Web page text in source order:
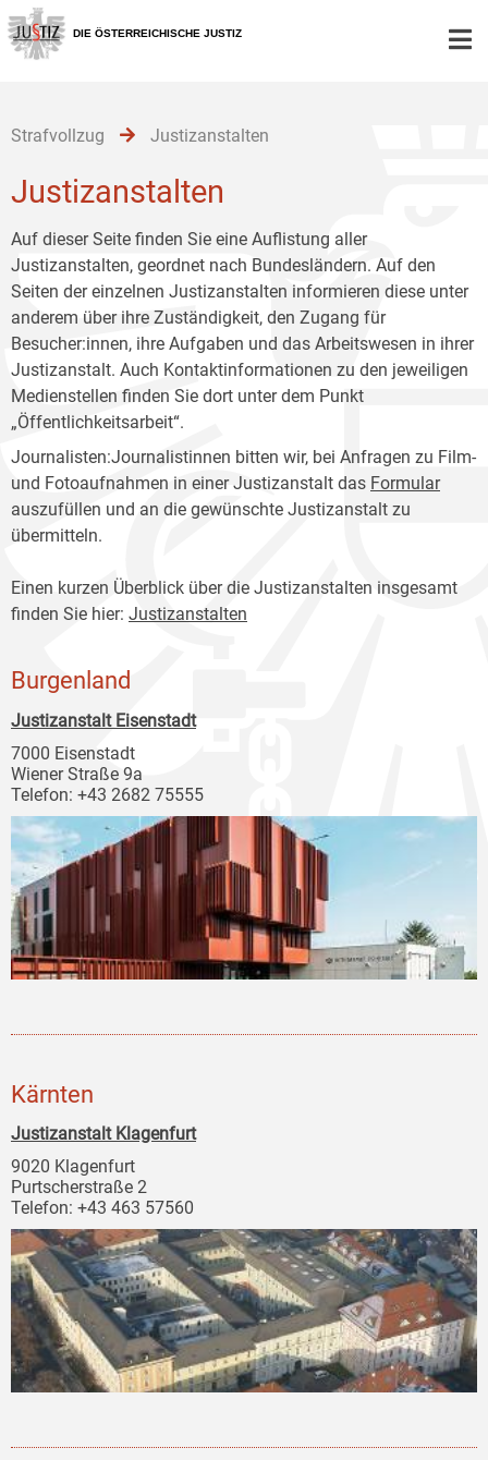
Zur
Hauptnavigation
[1]
Zum
Inhalt
[2]
Zum
Untermenü
[3]
DIE ÖSTERREICHISCHE JUSTIZ
Strafvollzug Justizanstalten
Justizanstalten
Auf dieser Seite finden Sie eine Auflistung aller
Justizanstalten, geordnet nach Bundesländern. Auf den
Seiten der einzelnen Justizanstalten informieren diese unter
anderem über ihre Zuständigkeit, den Zugang für
Besucher:innen, ihre Aufgaben und das Arbeitswesen in ihrer
Justizanstalt. Auch Kontaktinformationen zu den jeweiligen
Medienstellen finden Sie dort unter dem Punkt
„Öffentlichkeitsarbeit“.
Journalisten:Journalistinnen bitten wir, bei Anfragen zu Film-
und Fotoaufnahmen in einer Justizanstalt das Formular
auszufüllen und an die gewünschte Justizanstalt zu
übermitteln.
Einen kurzen Überblick über die Justizanstalten insgesamt
finden Sie hier: Justizanstalten
Burgenland
Justizanstalt Eisenstadt
7000 Eisenstadt
Wiener Straße 9a
Telefon: +43 2682 75555
Kärnten
Justizanstalt Klagenfurt
9020 Klagenfurt
Purtscherstraße 2
Telefon: +43 463 57560